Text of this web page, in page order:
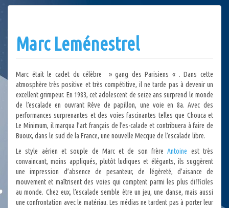
Marc Leménestrel
Marc était le cadet du célèbre » gang des Parisiens « . Dans cette
atmosphère très positive et très compétitive, il ne tarde pas à devenir un
excellent grimpeur. En 1983, cet adolescent de seize ans surprend le monde
de l’escalade en ouvrant Rêve de papillon, une voie en 8a. Avec des
performances surprenantes et des voies fascinantes telles que Chouca et
Le Minimum, il marqua l’art français de l’es-calade et contribuera à faire de
Buoux, dans le sud de la France, une nouvelle Mecque de l’escalade libre.
Le style aérien et souple de Marc et de son frèreAntoine est très
convaincant, moins appliqués, plutôt ludiques et élégants, ils suggèrent
une impression d’absence de pesanteur, de légèreté, d’aisance de
mouvement et maîtrisent des voies qui comptent parmi les plus difficiles
au monde. Chez eux, l’escalade semble être un jeu, une danse, mais aussi
une confrontation avec le matériau. Les médias ne tardent pas à porter leur